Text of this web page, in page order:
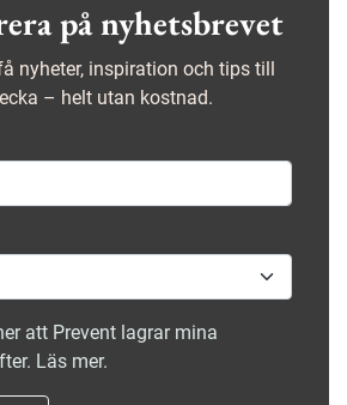
på nyhetsbrevet
nyheter, inspiration och tips till
– helt utan kostnad.
att Prevent lagrar mina
Läs mer.